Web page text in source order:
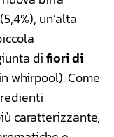
(5,4%), un’alta
difiori di
whirpool). Come
caratterizzante,